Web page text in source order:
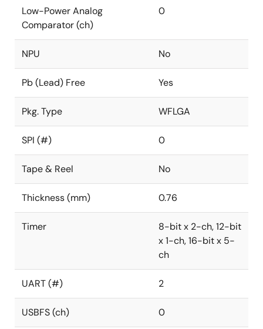
Low-Power Analog
Comparator (ch)
0
NPU No
Pb (Lead) Free Yes
Pkg. Type WFLGA
SPI (#) 0
Tape & Reel No
Thickness (mm) 0.76
Timer
8-bit x 2-ch, 12-bit
x 1-ch, 16-bit x 5-
ch
UART (#) 2
USBFS (ch) 0